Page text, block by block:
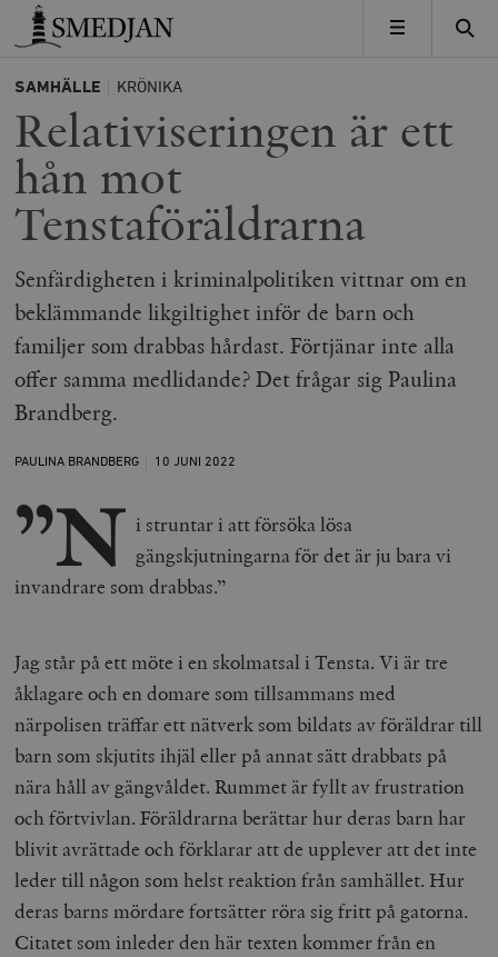
Timbro
MENY
SAMHÄLLE KRÖNIKA
Relativiseringen är ett
hån mot
Tenstaföräldrarna
Senfärdigheten i kriminalpolitiken vittnar om en
beklämmande likgiltighet inför de barn och
familjer som drabbas hårdast. Förtjänar inte alla
offer samma medlidande? Det frågar sig Paulina
Brandberg.
PAULINA BRANDBERG 10 JUNI 2022
”N i struntar i att försöka lösa
gängskjutningarna för det är ju bara vi
invandrare som drabbas.”
Jag står på ett möte i en skolmatsal i Tensta. Vi är tre
åklagare och en domare som tillsammans med
närpolisen träffar ett nätverk som bildats av föräldrar till
barn som skjutits ihjäl eller på annat sätt drabbats på
nära håll av gängvåldet. Rummet är fyllt av frustration
och förtvivlan. Föräldrarna berättar hur deras barn har
blivit avrättade och förklarar att de upplever att det inte
leder till någon som helst reaktion från samhället. Hur
deras barns mördare fortsätter röra sig fritt på gatorna.
Citatet som inleder den här texten kommer från en